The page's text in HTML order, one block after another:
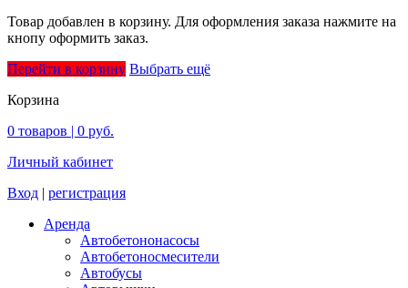
Товар добавлен в корзину. Для оформления заказа нажмите на
кнопу оформить заказ.
Перейти в корзину Выбрать ещё
Корзина
0 товаров | 0 руб.
Личный кабинет
Вход | регистрация
Аренда
Автобетононасосы
Авто­бетоно­смесители
Автобусы